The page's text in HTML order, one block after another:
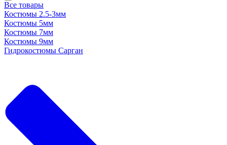
Все товары
Костюмы 2.5-3мм
Костюмы 5мм
Костюмы 7мм
Костюмы 9мм
Гидрокостюмы Сарган